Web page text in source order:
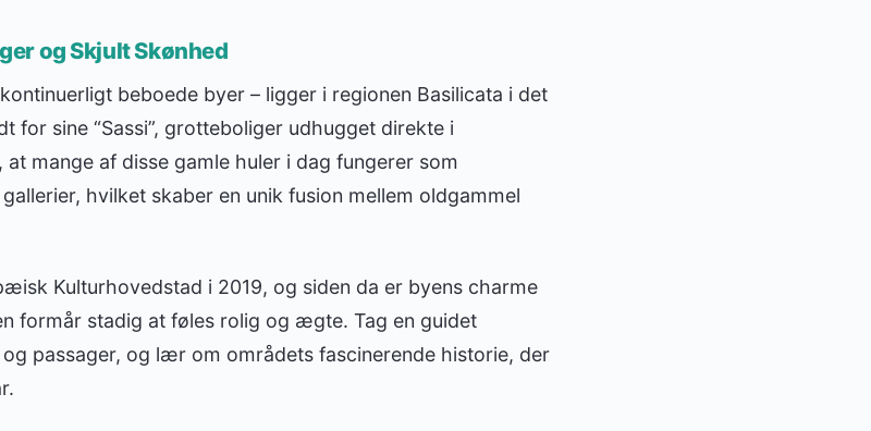
og Skjult Skønhed
beboede byer – ligger i regionen Basilicata i det
for sine “Sassi”, grotteboliger udhugget direkte i
mange af disse gamle huler i dag fungerer som
hvilket skaber en unik fusion mellem oldgammel
Kulturhovedstad i 2019, og siden da er byens charme
formår stadig at føles rolig og ægte. Tag en guidet
passager, og lær om områdets fascinerende historie, der